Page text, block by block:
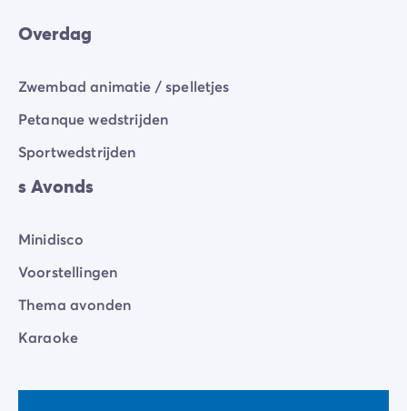
Overdag
Zwembad animatie / spelletjes
Petanque wedstrijden
Sportwedstrijden
s Avonds
Minidisco
Voorstellingen
Thema avonden
Karaoke